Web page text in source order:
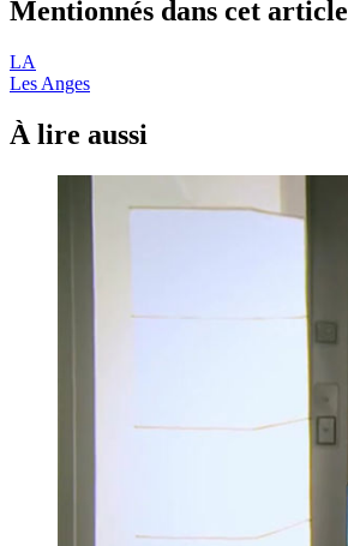
Mentionnés dans cet article
LA
Les Anges
À lire aussi